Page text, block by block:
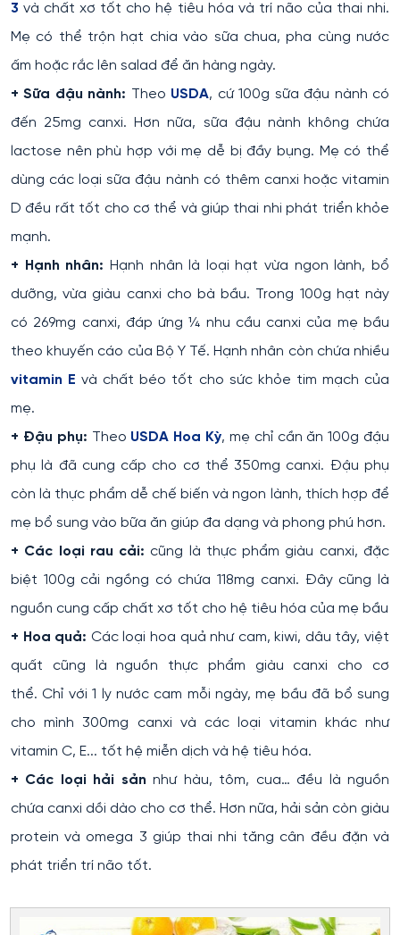
3 và chất xơ tốt cho hệ tiêu hóa và trí não của thai nhi.
Mẹ có thể trộn hạt chia vào sữa chua, pha cùng nước
ấm hoặc rắc lên salad để ăn hàng ngày.
+ Sữa đậu nành: Theo USDA, cứ 100g sữa đậu nành có
đến 25mg canxi. Hơn nữa, sữa đậu nành không chứa
lactose nên phù hợp với mẹ dễ bị đầy bụng. Mẹ có thể
dùng các loại sữa đậu nành có thêm canxi hoặc vitamin
D đều rất tốt cho cơ thể và giúp thai nhi phát triển khỏe
mạnh.
+ Hạnh nhân: Hạnh nhân là loại hạt vừa ngon lành, bổ
dưỡng, vừa giàu canxi cho bà bầu. Trong 100g hạt này
có 269mg canxi, đáp ứng ¼ nhu cầu canxi của mẹ bầu
theo khuyến cáo của Bộ Y Tế. Hạnh nhân còn chứa nhiều
vitamin E và chất béo tốt cho sức khỏe tim mạch của
mẹ.
+ Đậu phụ: Theo USDA Hoa Kỳ, mẹ chỉ cần ăn 100g đậu
phụ là đã cung cấp cho cơ thể 350mg canxi. Đậu phụ
còn là thực phẩm dễ chế biến và ngon lành, thích hợp để
mẹ bổ sung vào bữa ăn giúp đa dạng và phong phú hơn.
+ Các loại rau cải: cũng là thực phẩm giàu canxi, đặc
biệt 100g cải ngồng có chứa 118mg canxi. Đây cũng là
nguồn cung cấp chất xơ tốt cho hệ tiêu hóa của mẹ bầu
+ Hoa quả: Các loại hoa quả như cam, kiwi, dâu tây, việt
quất cũng là nguồn thực phẩm giàu canxi cho cơ
thể. Chỉ với 1 ly nước cam mỗi ngày, mẹ bầu đã bổ sung
cho mình 300mg canxi và các loại vitamin khác như
vitamin C, E... tốt hệ miễn dịch và hệ tiêu hóa.
+ Các loại hải sản như hàu, tôm, cua… đều là nguồn
chứa canxi dồi dào cho cơ thể. Hơn nữa, hải sản còn giàu
protein và omega 3 giúp thai nhi tăng cân đều đặn và
phát triển trí não tốt.